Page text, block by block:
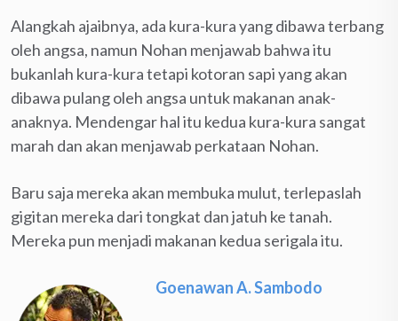
Alangkah ajaibnya, ada kura-kura yang dibawa terbang
oleh angsa, namun Nohan menjawab bahwa itu
bukanlah kura-kura tetapi kotoran sapi yang akan
dibawa pulang oleh angsa untuk makanan anak-
anaknya. Mendengar hal itu kedua kura-kura sangat
marah dan akan menjawab perkataan Nohan.
Baru saja mereka akan membuka mulut, terlepaslah
gigitan mereka dari tongkat dan jatuh ke tanah.
Mereka pun menjadi makanan kedua serigala itu.
Goenawan A. Sambodo